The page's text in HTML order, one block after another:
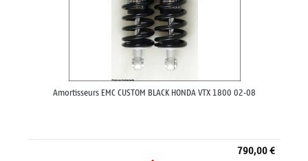
Amortisseurs EMC CUSTOM BLACK HONDA VTX 1800 02-08
790,00 €